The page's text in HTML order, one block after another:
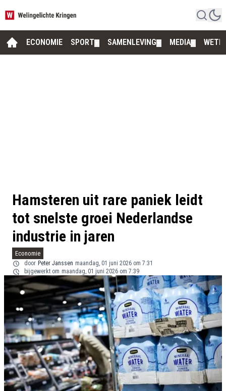
ECONOMIE SPORT SAMENLEVING MEDIA
Hamsteren uit rare paniek leidt
tot snelste groei Nederlandse
industrie in jaren
Economie
door Peter Janssen maandag, 01 juni 2026 om 7:31
bijgewerkt om maandag, 01 juni 2026 om 7:39